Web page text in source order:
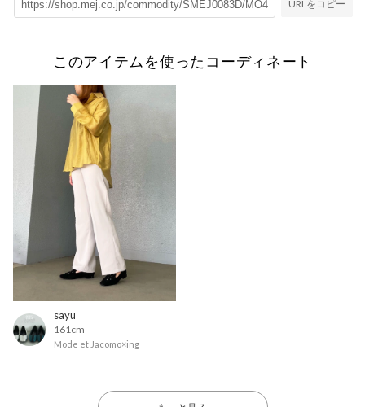
URLをコピー
このアイテムを使ったコーディネート
sayu
161cm
Mode et Jacomo×ing